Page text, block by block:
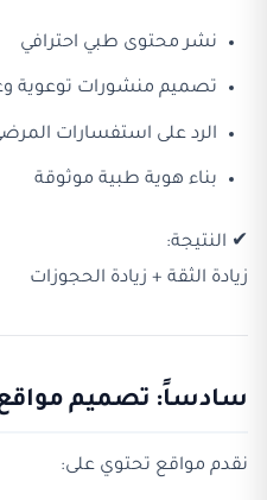
نشر محتوى طبي احترافي
تصميم منشورات توعوية
الرد على استفسارات المرضى
بناء هوية طبية موثوقة
✔ النتيجة:
زيادة الثقة + زيادة الحجوزات
سادساً: تصميم مواقع
نقدم مواقع تحتوي على: